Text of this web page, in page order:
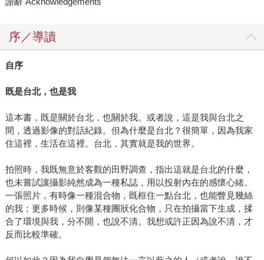
序／導讀
自序
既是台北，也是我
這本書，既是關於台北，也關於我。或者說，這是我與台北之
間，透過影像的對話紀錄。但為什麼是台北？很簡單，因為我家
住這裡，生活在這裡。台北，其實就是我的世界。
拍照時，我既無意於客觀的田野調查，指出這就是台北的什麼，
也未嘗試讓攝影純然成為一種私誌，用以投射內在的感懷心緒。
一張照片，有時像一種混合物，既框住一點台北，也能瞥見幾絲
的我；更多時候，則像某種團狀化合物，只在拍攝當下生成，揉
合了環境與我，分不開，也說不清。我想或許正因為說不清，才
反而比較準確。